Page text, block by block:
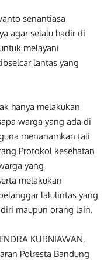
senantiasa
agar selalu hadir di
melayani
lantas yang
hanya melakukan
warga yang ada di
menanamkan tali
Protokol kesehatan
yang
melakukan
lalulintas yang
maupun orang lain.
KURNIAWAN,
Polresta Bandung